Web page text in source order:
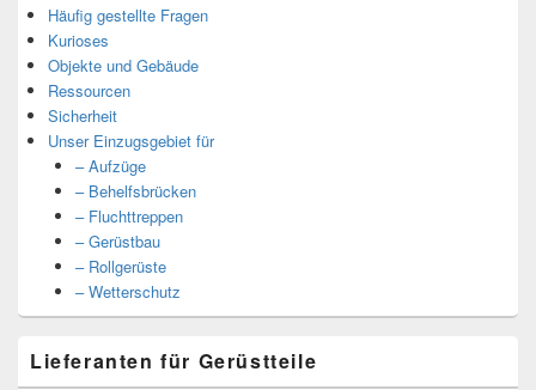
Häufig gestellte Fragen
Kurioses
Objekte und Gebäude
Ressourcen
Sicherheit
Unser Einzugsgebiet für
– Aufzüge
– Behelfsbrücken
– Fluchttreppen
– Gerüstbau
– Rollgerüste
– Wetterschutz
Lieferanten für Gerüstteile